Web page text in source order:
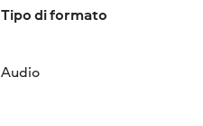
Tipo di formato
Audio